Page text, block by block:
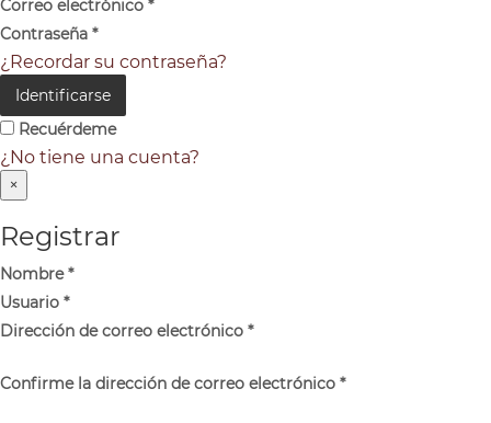
Correo electrónico *
Contraseña *
¿Recordar su contraseña?
Identificarse
Recuérdeme
¿No tiene una cuenta?
×
Registrar
Nombre*
Usuario *
Dirección de correo electrónico *
Confirme la dirección de correo electrónico *